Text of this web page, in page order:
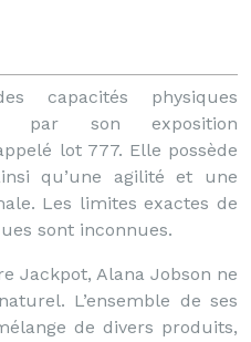
capacités physiques
par son exposition
lot 777. Elle possède
qu’une agilité et une
Les limites exactes de
sont inconnues.
Jackpot, Alana Jobson ne
L’ensemble de ses
de divers produits,